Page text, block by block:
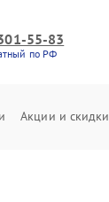
55-83
по РФ
Акции и скидки